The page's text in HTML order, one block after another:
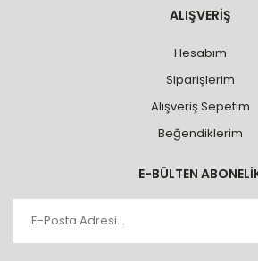
ALIŞVERİŞ
Hesabım
Siparişlerim
Alışveriş Sepetim
Beğendiklerim
E-BÜLTEN